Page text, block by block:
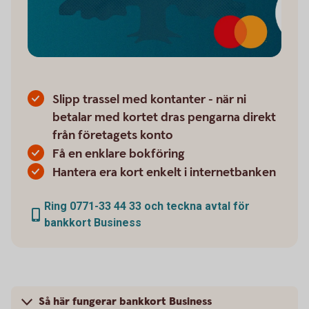
Slipp trassel med kontanter - när ni
betalar med kortet dras pengarna direkt
från företagets konto
Få en enklare bokföring
Hantera era kort enkelt i internetbanken
Ring 0771-33 44 33 och teckna avtal för
bankkort Business
Så här fungerar bankkort Business